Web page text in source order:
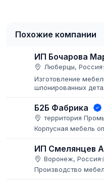
Похожие компании
ИП Бочарова
Люберцы, Россия
Изготовление
шпонированных
объёмы.
Б2Б Фабрика
территория
Корпусная мебель
ИП Смелянцев
Воронеж, Россия
Производство